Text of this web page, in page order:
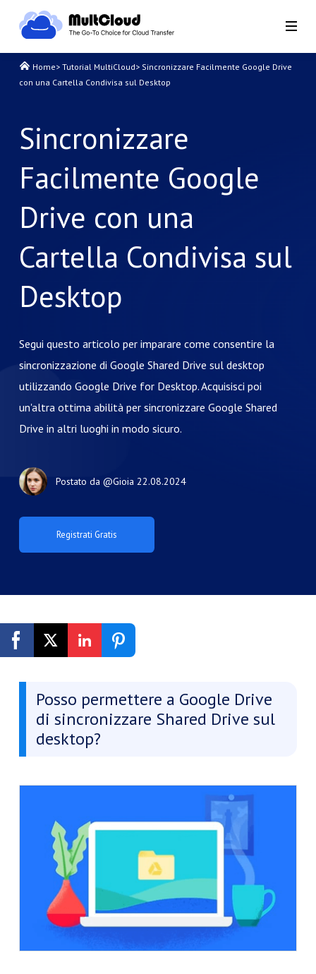
Home> Tutorial MultiCloud> Sincronizzare Facilmente Google Drive
con una Cartella Condivisa sul Desktop
Sincronizzare
Facilmente Google
Drive con una
Cartella Condivisa sul
Desktop
Segui questo articolo per imparare come consentire la
sincronizzazione di Google Shared Drive sul desktop
utilizzando Google Drive for Desktop. Acquisisci poi
un'altra ottima abilità per sincronizzare Google Shared
Drive in altri luoghi in modo sicuro.
Postato da @Gioia 22.08.2024
Posso permettere a Google Drive
di sincronizzare Shared Drive sul
desktop?